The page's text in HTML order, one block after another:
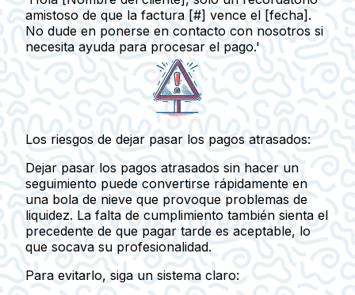
amistoso de que la factura [#] vence el [fecha].
No dude en ponerse en contacto con nosotros si
necesita ayuda para procesar el pago.'
Los riesgos de dejar pasar los pagos atrasados:
Dejar pasar los pagos atrasados sin hacer un
seguimiento puede convertirse rápidamente en
una bola de nieve que provoque problemas de
liquidez. La falta de cumplimiento también sienta el
precedente de que pagar tarde es aceptable, lo
que socava su profesionalidad.
Para evitarlo, siga un sistema claro: